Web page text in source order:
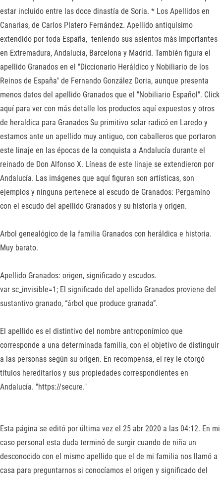
estar incluido entre las doce dinastía de Soria. * Los Apellidos en
Canarias, de Carlos Platero Fernández. Apellido antiquísimo
extendido por toda España, teniendo sus asientos más importantes
en Extremadura, Andalucía, Barcelona y Madrid. También figura el
apellido Granados en el "Diccionario Heráldico y Nobiliario de los
Reinos de España" de Fernando González Doria, aunque presenta
menos datos del apellido Granados que el "Nobiliario Español". Click
aquí para ver con más detalle los productos aquí expuestos y otros
de heraldica para Granados Su primitivo solar radicó en Laredo y
estamos ante un apellido muy antiguo, con caballeros que portaron
este linaje en las épocas de la conquista a Andalucía durante el
reinado de Don Alfonso X. Líneas de este linaje se extendieron por
Andalucía. Las imágenes que aquí figuran son artísticas, son
ejemplos y ninguna pertenece al escudo de Granados: Pergamino
con el escudo del apellido Granados y su historia y origen.
Arbol genealógico de la familia Granados con heráldica e historia.
Muy barato.
Apellido Granados: origen, significado y escudos.
var sc_invisible=1; El significado del apellido Granados proviene del
sustantivo granado, “árbol que produce granada”.
El apellido es el distintivo del nombre antroponímico que
corresponde a una determinada familia, con el objetivo de distinguir
a las personas según su origen. En recompensa, el rey le otorgó
títulos hereditarios y sus propiedades correspondientes en
Andalucía. "https://secure."
Esta página se editó por última vez el 25 abr 2020 a las 04:12. En mi
caso personal esta duda terminó de surgir cuando de niña un
desconocido con el mismo apellido que el de mi familia nos llamó a
casa para preguntarnos si conocíamos el origen y significado del